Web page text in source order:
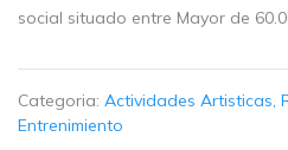
social situado entre Mayor de
Categoria: Actividades Artisticas,
Entrenimiento